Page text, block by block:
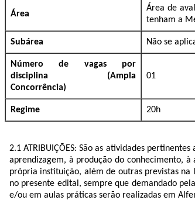
Área
Área de
tenham a
Subárea Não se
Número de vagas por
disciplina (Ampla
Concorrência)
01
Regime 20h
2.1 ATRIBUIÇÕES: São as atividades
aprendizagem, à produção do conhecimento,
própria instituição, além de outras previstas
no presente edital, sempre que demandado
e/ou em aulas práticas serão realizadas em